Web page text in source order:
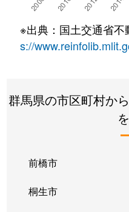
※出典：国土交通省不
s://
群馬県の市区町村か
前橋市
桐生市